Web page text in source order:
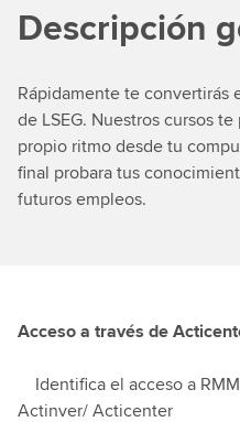
Descripción
Rápidamente te convertirás
de LSEG. Nuestros cursos
propio ritmo desde tu
final probara tus
futuros empleos.
Acceso a través de
Identifica el acceso a
Actinver/ Acticenter